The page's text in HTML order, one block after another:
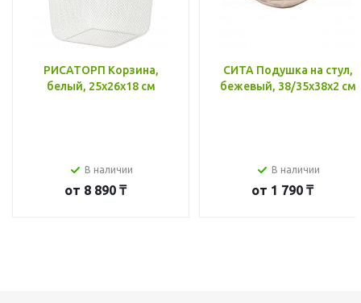
РИСАТОРП Корзина,
белый, 25x26x18 см
В наличии
от 8 890 ₸
СИТА Подушка на стул,
бежевый, 38/35x38x2 см
В наличии
от 1 790 ₸